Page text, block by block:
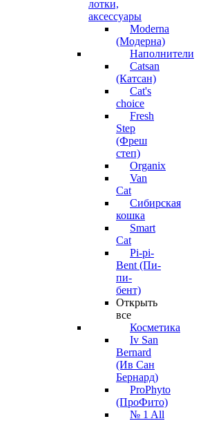
лотки,
аксессуары
Moderna
(Модерна)
Наполнители
Catsan
(Катсан)
Cat's
choice
Fresh
Step
(Фреш
степ)
Organix
Van
Cat
Сибирская
кошка
Smart
Cat
Pi-pi-
Bent (Пи-
пи-
бент)
Открыть
все
Косметика
Iv San
Bernard
(Ив Сан
Бернард)
ProPhyto
(ПроФито)
№ 1 All